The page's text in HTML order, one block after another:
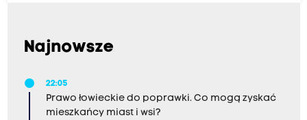
Najnowsze
22:05
Prawo łowieckie do poprawki. Co mogą zyskać
mieszkańcy miast i wsi?